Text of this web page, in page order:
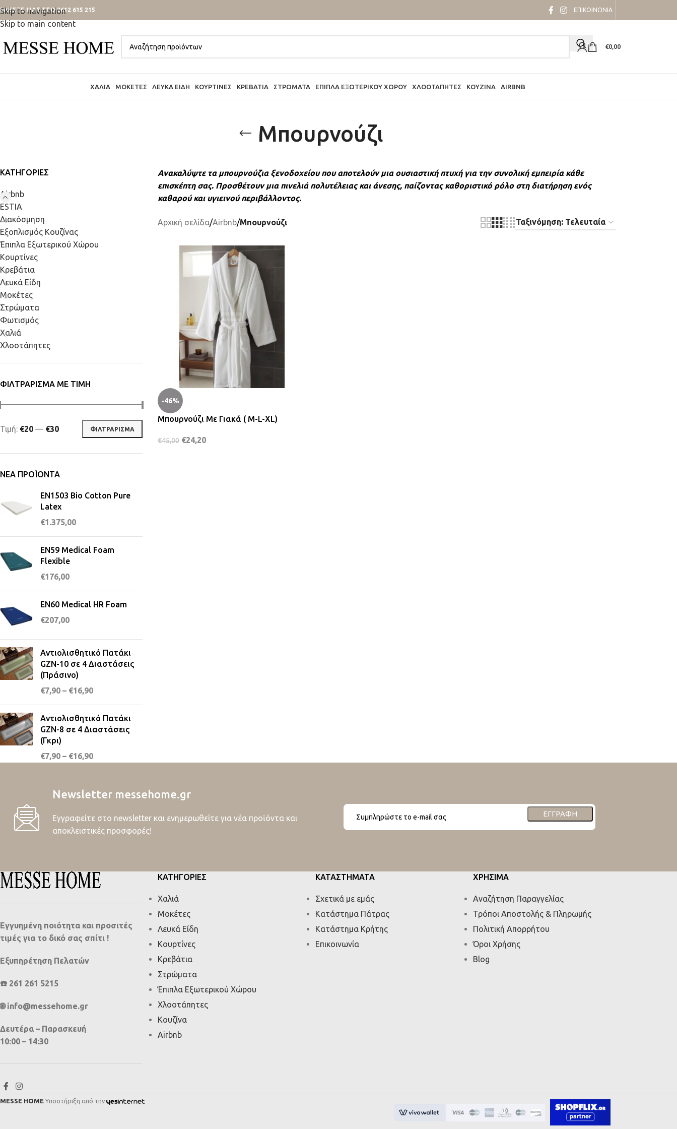
Skip to navigation
Skip to main content
ΜΑΣ ΣΤΟ 2612 615 215 ΕΠΙΚΟΙΝΩΝΙΑ
€0,00
ΧΑΛΙΆ ΜΟΚΈΤΕΣ ΛΕΥΚΆ ΕΊΔΗ ΚΟΥΡΤΊΝΕΣ ΚΡΕΒΆΤΙΑ ΣΤΡΏΜΑΤΑ ΈΠΙΠΛΑ ΕΞΩΤΕΡΙΚΟΎ ΧΏΡΟΥ ΧΛΟΟΤΆΠΗΤΕΣ ΚΟΥΖΊΝΑ AIRBNB
Μπουρνούζι
ΚΑΤΗΓΟΡΊΕΣ
Airbnb
ESTIA
Διακόσμηση
Εξοπλισμός Κουζίνας
Έπιπλα Εξωτερικού Χώρου
Κουρτίνες
Κρεβάτια
Λευκά Είδη
Μοκέτες
Στρώματα
Φωτισμός
Χαλιά
Χλοοτάπητες
ΦΙΛΤΡΆΡΙΣΜΑ ΜΕ ΤΙΜΉ
ΦΙΛΤΡΆΡΙΣΜΑ
Τιμή: €20 — €30
ΝΈΑ ΠΡΟΪΌΝΤΑ
EN1503 Bio Cotton Pure
Latex
€1.375,00
EN59 Medical Foam
Flexible
€176,00
EN60 Medical HR Foam
€207,00
Αντιολισθητικό Πατάκι
GZN-10 σε 4 Διαστάσεις
(Πράσινο)
€7,90 – €16,90
Αντιολισθητικό Πατάκι
GZN-8 σε 4 Διαστάσεις
(Γκρι)
€7,90 – €16,90
Ανακαλύψτε τα μπουρνούζια ξενοδοχείου που αποτελούν μια ουσιαστική πτυχή για την συνολική εμπειρία κάθε
επισκέπτη σας. Προσθέτουν μια πινελιά πολυτέλειας και άνεσης, παίζοντας καθοριστικό ρόλο στη διατήρηση ενός
καθαρού και υγιεινού περιβάλλοντος.
Αρχική σελίδα/Airbnb/Μπουρνούζι
-46%
Μπουρνούζι Με Γιακά ( M-L-XL)
€45,00 €24,20
Newsletter messehome.gr
Εγγραφείτε στο newsletter και ενημερωθείτε για νέα προϊόντα και
αποκλειστικές προσφορές!
ΕΓΓΡΑΦΉ
Εγγυημένη ποιότητα και προσιτές
τιμές για το δικό σας σπίτι !
Εξυπηρέτηση Πελατών
☎️ 261 261 5215
🌐 info@messehome.gr
Δευτέρα – Παρασκευή
10:00 – 14:30
ΚΑΤΗΓΟΡΙΕΣ
Χαλιά
Μοκέτες
Λευκά Είδη
Κουρτίνες
Κρεβάτια
Στρώματα
Έπιπλα Εξωτερικού Χώρου
Χλοοτάπητες
Κουζίνα
Airbnb
ΚΑΤΑΣΤΗΜΑΤΑ
Σχετικά με εμάς
Κατάστημα Πάτρας
Κατάστημα Κρήτης
Επικοινωνία
ΧΡΗΣΙΜΑ
Αναζήτηση Παραγγελίας
Τρόποι Αποστολής & Πληρωμής
Πολιτική Απορρήτου
Όροι Χρήσης
Blog
MESSE HOME Υποστήριξη από την